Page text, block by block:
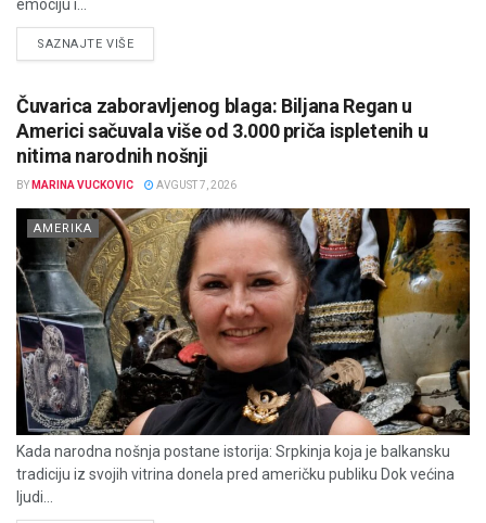
emociju i...
SAZNAJTE VIŠEDETAILS
Čuvarica zaboravljenog blaga: Biljana Regan u
Americi sačuvala više od 3.000 priča ispletenih u
nitima narodnih nošnji
BY MARINA VUCKOVIC AVGUST 7, 2026
AMERIKA
Kada narodna nošnja postane istorija: Srpkinja koja je balkansku
tradiciju iz svojih vitrina donela pred američku publiku Dok većina
ljudi...